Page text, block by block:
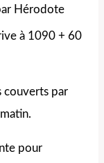
Hérodote
à 1090 + 60
couverts par
pour